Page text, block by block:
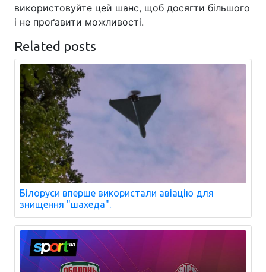
використовуйте цей шанс, щоб досягти більшого
і не проґавити можливості.
Related posts
Білоруси вперше використали авіацію для
знищення "шахеда".